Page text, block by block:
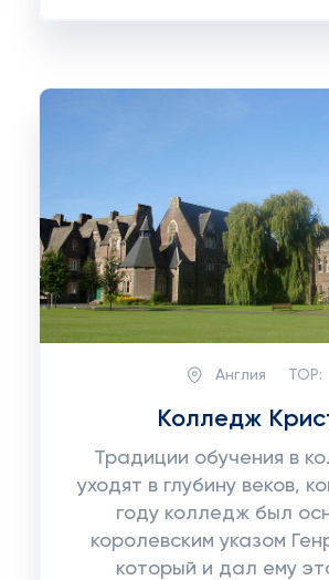
Англия TOP:
Колледж
Традиции обучения в
уходят в глубину веков,
году колледж был
королевским указом
который и дал ему